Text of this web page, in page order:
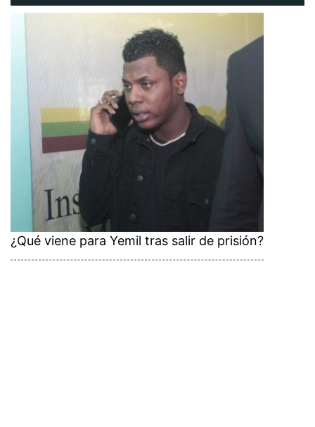
¿Qué viene para Yemil tras salir de prisión?